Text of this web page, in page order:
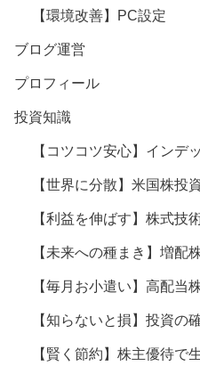
【環境改善】PC設定
ブログ運営
プロフィール
投資知識
【コツコツ安心】インデ
【世界に分散】米国株投
【利益を伸ばす】株式技
【未来への種まき】増配
【毎月お小遣い】高配当
【知らないと損】投資の
【賢く節約】株主優待で